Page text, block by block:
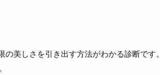
美しさを引き出す方法がわかる診断です。